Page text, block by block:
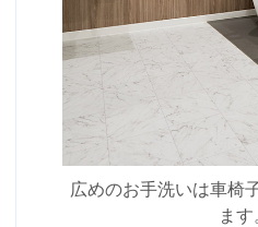
広めのお手洗いは車椅
ます